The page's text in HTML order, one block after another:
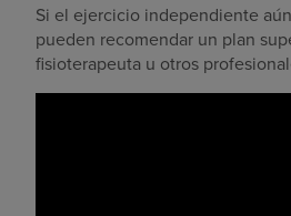
Si el ejercicio independiente
pueden recomendar un plan
fisioterapeuta u otros